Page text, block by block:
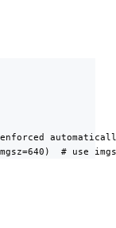
enforced
# use